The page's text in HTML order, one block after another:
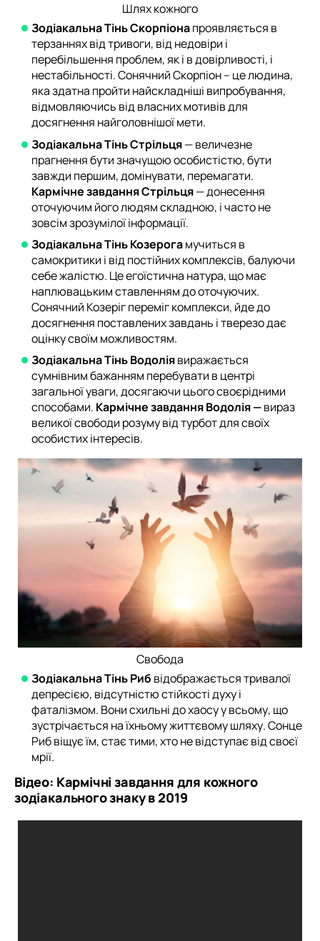
Шлях кожного
Зодіакальна Тінь Скорпіонапроявляється в
терзаннях від тривоги, від недовіри і
перебільшення проблем, як і в довірливості, і
нестабільності. Сонячний Скорпіон – це людина,
яка здатна пройти найскладніші випробування,
відмовляючись від власних мотивів для
досягнення найголовнішої мети.
Зодіакальна Тінь Стрільця— величезне
прагнення бути значущою особистістю, бути
завжди першим, домінувати, перемагати.
Кармічне завдання Стрільця— донесення
оточуючим його людям складною, і часто не
зовсім зрозумілої інформації.
Зодіакальна Тінь Козерогамучиться в
самокритики і від постійних комплексів, балуючи
себе жалістю. Це егоїстична натура, що має
наплювацьким ставленням до оточуючих.
Сонячний Козеріг переміг комплекси, йде до
досягнення поставлених завдань і тверезо дає
оцінку своїм можливостям.
Зодіакальна Тінь Водоліявиражається
сумнівним бажанням перебувати в центрі
загальної уваги, досягаючи цього своєрідними
способами. Кармічне завдання Водолія —вираз
великої свободи розуму від турбот для своїх
особистих інтересів.
Свобода
Зодіакальна Тінь Риб відображається тривалої
депресією, відсутністю стійкості духу і
фаталізмом. Вони схильні до хаосу у всьому, що
зустрічається на їхньому життєвому шляху. Сонце
Риб віщує їм, стає тими, хто не відступає від своєї
мрії.
Відео: Кармічні завдання для кожного
зодіакального знаку в 2019